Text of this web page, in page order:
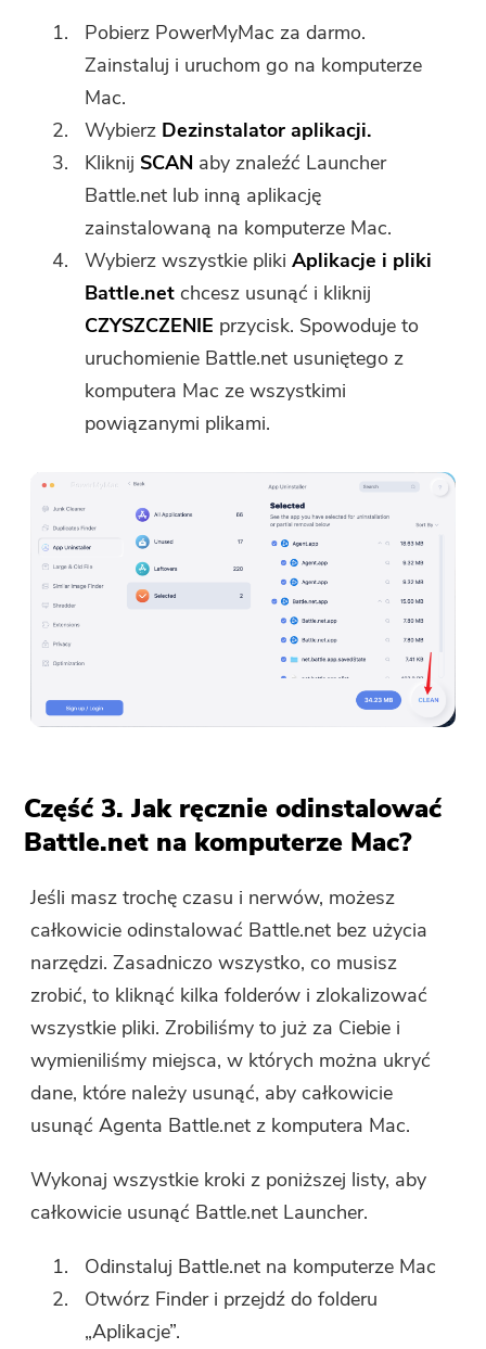
Pobierz PowerMyMac za darmo.
Zainstaluj i uruchom go na komputerze
Mac.
Wybierz Dezinstalator aplikacji.
Kliknij SCAN aby znaleźć Launcher
Battle.net lub inną aplikację
zainstalowaną na komputerze Mac.
Wybierz wszystkie plikiAplikacje i pliki
Battle.net chcesz usunąć i kliknij
CZYSZCZENIE przycisk. Spowoduje to
uruchomienie Battle.net usuniętego z
komputera Mac ze wszystkimi
powiązanymi plikami.
Część 3. Jak ręcznie odinstalować
Battle.net na komputerze Mac?
Jeśli masz trochę czasu i nerwów, możesz
całkowicie odinstalować Battle.net bez użycia
narzędzi. Zasadniczo wszystko, co musisz
zrobić, to kliknąć kilka folderów i zlokalizować
wszystkie pliki. Zrobiliśmy to już za Ciebie i
wymieniliśmy miejsca, w których można ukryć
dane, które należy usunąć, aby całkowicie
usunąć Agenta Battle.net z komputera Mac.
Wykonaj wszystkie kroki z poniższej listy, aby
całkowicie usunąć Battle.net Launcher.
Odinstaluj Battle.net na komputerze Mac
Otwórz Finder i przejdź do folderu
„Aplikacje”.